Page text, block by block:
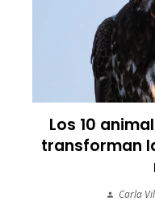
Los 10
transforman
Carla